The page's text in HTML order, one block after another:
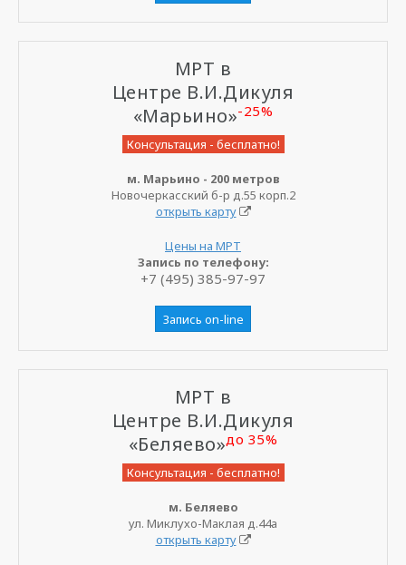
МРТ в
Центре В.И.Дикуля
«Марьино»-25%
Консультация - бесплатно!
м. Марьино - 200 метров
Новочеркасский б-р д.55 корп.2
открыть карту
Цены на МРТ
Запись по телефону:
+7 (495) 385-97-97
Запись on-line
МРТ в
Центре В.И.Дикуля
«Беляево»до 35%
Консультация - бесплатно!
м. Беляево
ул. Миклухо-Маклая д.44а
открыть карту